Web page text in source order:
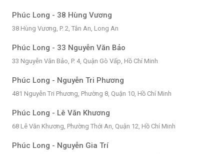
Phúc Long - 38 Hùng Vương
38 Hùng Vương, P. 2, Tân An, Long An
Phúc Long - 33 Nguyễn Văn Bảo
33 Nguyễn Văn Bảo, P. 4, Quận Gò Vấp, Hồ Chí Minh
Phúc Long - Nguyễn Tri Phương
481 Nguyễn Tri Phương, Phường 8, Quận 10, Hồ Chí Minh
Phúc Long - Lê Văn Khương
68 Lê Văn Khương, Phường Thới An, Quận 12, Hồ Chí Minh
Phúc Long - Nguyễn Gia Trí